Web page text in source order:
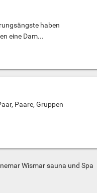
haben
eine Dam...
Paare, Gruppen
Wismar sauna und Spa